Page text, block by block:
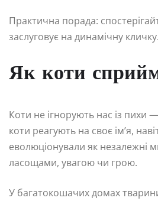
Практична порада:
заслуговує на динамічну
Як коти
Коти не ігнорують нас із пихи
коти реагують на своє ім’я,
еволюціонували як незалежні
ласощами, увагою чи грою.
У багатокошачих домах